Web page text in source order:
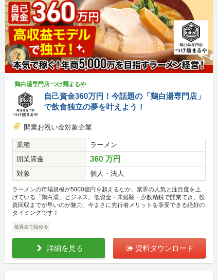
鶏白湯専門店 つけ麺まるや
自己資金360万円！今話題の「鶏白湯専門店」
で飲食独立の夢を叶えよう！
開業お祝い金対象企業
業種
ラーメン
開業資金
360 万円
対象 個人・法人
ラーメンの市場規模が5000億円を超えるなか、業界の人気と注目度を上
げている「鶏白湯」ビジネス。低資金・未経験・少数精鋭で開業でき、投
資回収までが早いのが魅力。今まさに先行者メリットを享受できる絶好の
タイミングです！
低資金で始める
詳細を見る 資料ダウンロード